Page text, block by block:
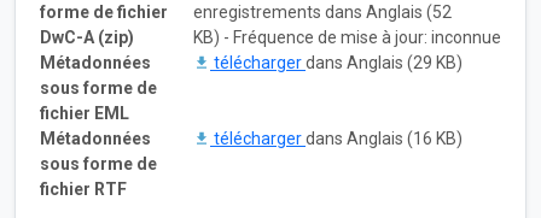
forme de fichier
DwC-A (zip)
enregistrements dans Anglais (52
KB) - Fréquence de mise à jour: inconnue
Métadonnées
sous forme de
fichier EML
téléchargerdans Anglais (29 KB)
Métadonnées
sous forme de
fichier RTF
téléchargerdans Anglais (16 KB)